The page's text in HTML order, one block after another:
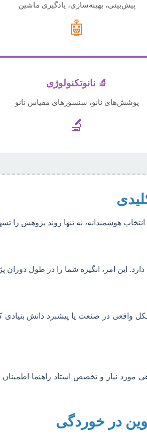
پیش‌بینی، بهینه‌سازی، یادگیری ماشین
🤖
🔬 نانوتکنولوژی
پوشش‌های نانو، سنسورهای مقیاس نانو
🔬
هوشمندانه، نه تنها روند پژوهش را
دارد. این امر، انگیزه شما را در طول
مورد نیاز و تخصص استاد راهنما
در خوردگی